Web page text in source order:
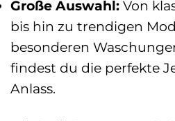
Große Auswahl: Von
bis hin zu trendigen
besonderen
findest du die perfekte
Anlass.